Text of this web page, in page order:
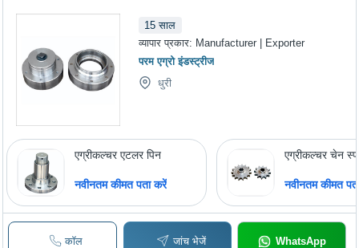
15 साल
व्यापार प्रकार: Manufacturer | Exporter
परम एग्रो इंडस्ट्रीज
धुरी
एग्रीकल्चर एटलर पिन
नवीनतम कीमत पता करें
एग्रीकल्चर चेन
नवीनतम कीमत
कॉल जांच भेजें WhatsApp